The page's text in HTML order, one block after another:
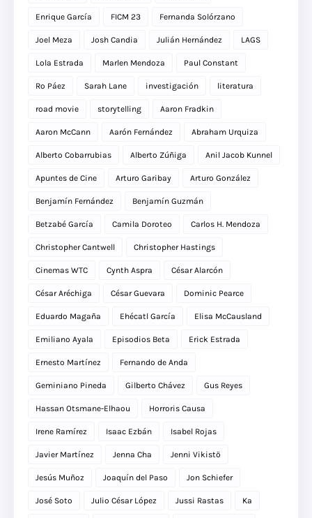
Enrique García FICM 23 Fernanda Solórzano
Joel Meza Josh Candia Julián Hernández LAGS
Lola Estrada Marlen Mendoza Paul Constant
Ro Páez Sarah Lane investigación literatura
road movie storytelling Aaron Fradkin
Aaron McCann Aarón Fernández Abraham Urquiza
Alberto Cobarrubias Alberto Zúñiga Anil Jacob Kunnel
Apuntes de Cine Arturo Garibay Arturo González
Benjamín Fernández Benjamín Guzmán
Betzabé García Camila Doroteo Carlos H. Mendoza
Christopher Cantwell Christopher Hastings
Cinemas WTC Cynth Aspra César Alarcón
César Aréchiga César Guevara Dominic Pearce
Eduardo Magaña Ehécatl García Elisa McCausland
Emiliano Ayala Episodios Beta Erick Estrada
Ernesto Martínez Fernando de Anda
Geminiano Pineda Gilberto Chávez Gus Reyes
Hassan Otsmane-Elhaou Horroris Causa
Irene Ramírez Isaac Ezbán Isabel Rojas
Javier Martínez Jenna Cha Jenni Vikistö
Jesús Muñoz Joaquín del Paso Jon Schiefer
José Soto Julio César López Jussi Rastas Ka